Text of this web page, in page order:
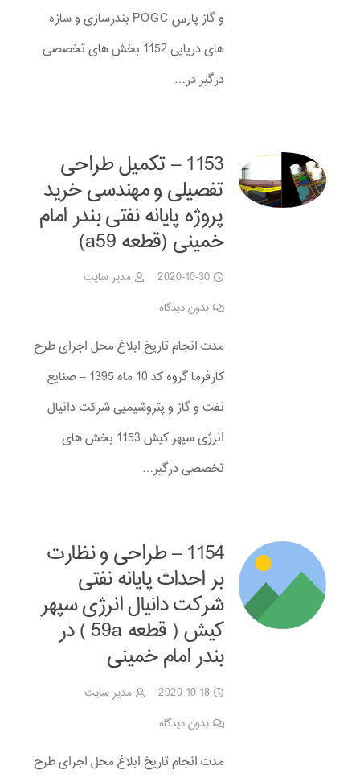
و گاز پارس POGC بندرسازی و سازه
های دریایی 1152 بخش های تخصصی
درگیر در…
1153 – تکمیل طراحی
تفصیلی و مهندسی خرید
پروژه پایانه نفتی بندر امام
خمینی (قطعه a59)
2020-10-30
مدیر سایت
بدون دیدگاه
مدت انجام تاریخ ابلاغ محل اجرای طرح
کارفرما گروه کد 10 ماه 1395 – صنایع
نفت و گاز و پتروشیمیی شرکت دانیال
انرژی سپهر کیش 1153 بخش های
تخصصی درگیر…
1154 – طراحی و نظارت
بر احداث پایانه نفتی
شرکت دانیال انرژی سپهر
کیش ( قطعه 59a ) در
بندر امام خمینی
2020-10-18
مدیر سایت
بدون دیدگاه
مدت انجام تاریخ ابلاغ محل اجرای طرح